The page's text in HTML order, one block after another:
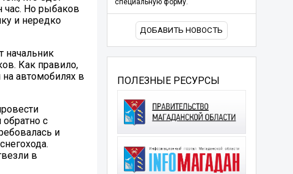
час. Но рыбаков
и нередко
начальник
Как правило,
автомобилях в
с
и
в
специальную форму.
ДОБАВИТЬ НОВОСТЬ
ПОЛЕЗНЫЕ РЕСУРСЫ